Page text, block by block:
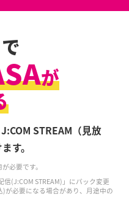
が
STREAM（見放
す。
必要です。
(J:COM STREAM)」にパック変更
が必要になる場合があり、月途中の